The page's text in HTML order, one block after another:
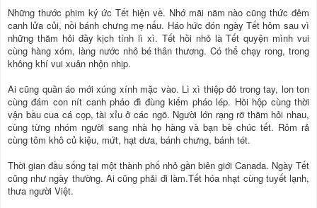
Những thước phim ký ức Tết hiện về. Nhớ mãi năm nào cũng thức đêm
canh lửa củi, nồi bánh chưng mẹ nấu. Háo hức đón ngày Tết hôm sau vì
những thăm hỏi đầy kịch tính lì xì. Tết hồi nhỏ là Tết quyện mình vui
cùng hàng xóm, làng nước nhỏ bé thân thương. Có thể chạy rong, trong
không khí vui xuân nhộn nhịp.
Ai cũng quần áo mới xúng xính mặc vào. Lì xì thiệp đỏ trong tay, lon ton
cùng đám con nít canh pháo đì đùng kiếm pháo lép. Hồi hộp cùng thời
vận bầu cua cá cọp, tài xỉu ở các ngõ. Người lớn rạng rỡ thăm hỏi nhau,
cùng từng nhóm người sang nhà họ hàng và bạn bè chúc tết. Rôm rả
cùng tôm khô củ kiệu, mứt, hạt dưa, bánh chưng, bánh tét.
Thời gian đầu sống tại một thành phố nhỏ gần biên giới Canada. Ngày Tết
cũng như ngày thường. Ai cũng phải đi làm.Tết hóa nhạt cùng tuyết lạnh,
thưa người Việt.